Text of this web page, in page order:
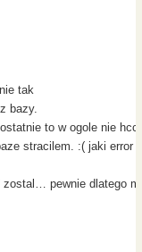
tak
bazy.
to w ogole nie
stracilem. :( jaki error
pewnie dlatego